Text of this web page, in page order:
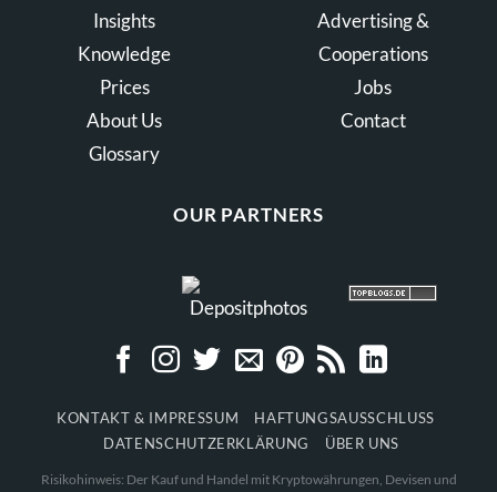
Insights
Knowledge
Prices
About Us
Glossary
Advertising &
Cooperations
Jobs
Contact
OUR PARTNERS
KONTAKT & IMPRESSUM
HAFTUNGSAUSSCHLUSS
DATENSCHUTZERKLÄRUNG
ÜBER UNS
Risikohinweis: Der Kauf und Handel mit Kryptowährungen, Devisen und